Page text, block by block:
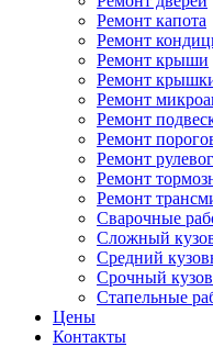
Ремонт капота
Ремонт
Ремонт крыши
Ремонт
Ремонт
Ремонт
Ремонт
Ремонт
Ремонт
Ремонт
Сварочные
Сложный
Средний
Срочный
Стапельные
Цены
Контакты